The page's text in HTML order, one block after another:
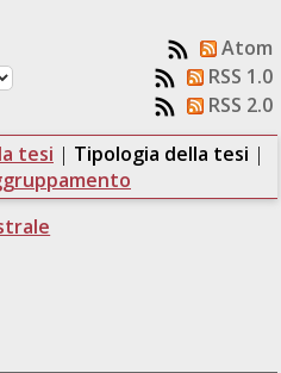
Atom
RSS 1.0
RSS 2.0
tesi | Tipologia della tesi |